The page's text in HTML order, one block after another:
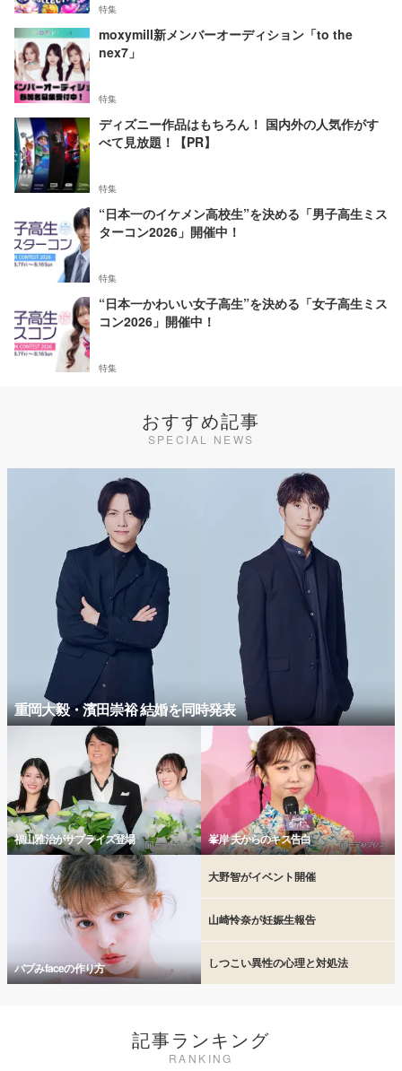
特集
moxymill新メンバーオーディション「to the
nex7」
特集
ディズニー作品はもちろん！ 国内外の人気作がす
べて見放題！【PR】
特集
“日本一のイケメン高校生”を決める「男子高生ミス
ターコン2026」開催中！
特集
“日本一かわいい女子高生”を決める「女子高生ミス
コン2026」開催中！
特集
おすすめ記事
SPECIAL NEWS
重岡大毅・濱田崇裕 結婚を同時発表
福山雅治がサプライズ登場 峯岸 夫からのキス告白
バブみfaceの作り方
大野智がイベント開催
山崎怜奈が妊娠生報告
しつこい異性の心理と対処法
記事ランキング
RANKING